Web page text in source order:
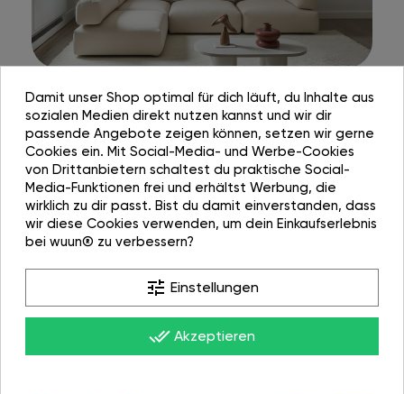
Damit unser Shop optimal für dich läuft, du Inhalte aus
sozialen Medien direkt nutzen kannst und wir dir
passende Angebote zeigen können, setzen wir gerne
Cookies ein. Mit Social-Media- und Werbe-Cookies
von Drittanbietern schaltest du praktische Social-
Media-Funktionen frei und erhältst Werbung, die
wirklich zu dir passt. Bist du damit einverstanden, dass
wir diese Cookies verwenden, um dein Einkaufserlebnis
bei wuun® zu verbessern?
tune Einstellungen
done_all Akzeptieren